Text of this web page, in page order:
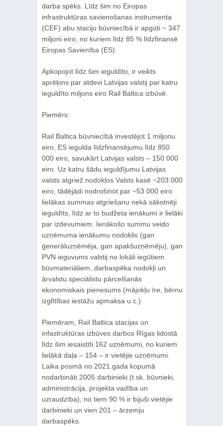
darba spēks. Līdz šim no Eiropas
infrastruktūras savienošanas instrumenta
(CEF) abu staciju būvniecībā ir apgūti ~ 347
miljoni eiro, no kuriem līdz 85 % līdzfinansē
Eiropas Savienība (ES).
Apkopojot līdz šim ieguldīto, ir veikts
aprēķins par atdevi Latvijas valstij par katru
ieguldīto miljons eiro Rail Baltica izbūvē.
Piemērs:
Rail Baltica būvniecībā investējot 1 miljonu
eiro, ES iegulda līdzfinansējumu līdz 850
000 eiro, savukārt Latvijas valsts – 150 000
eiro. Uz katru šādu ieguldījumu Latvijas
valsts atgriež nodokļos Valsts kasē ~203 000
eiro, tādējādi nodrošinot par ~53 000 eiro
lielākas summas atgriešanu nekā sākotnēji
ieguldīts, līdz ar to budžeta ienākumi ir lielāki
par izdevumiem. Ienākošo summu veido
uzņēmuma ienākumu nodoklis (gan
ģenerāluzņēmēja, gan apakšuzņēmēju), gan
PVN ieguvums valstij no lokāli iegūtiem
būvmateriāliem, darbaspēka nodokļi un
ārvalstu speciālistu pārcelšanās
ekonomiskais pienesums (mājokļu īre, bērnu
izglītības iestāžu apmaksa u.c.)
Piemēram, Rail Baltica stacijas un
infastruktūras izbūves darbos Rīgas lidostā
līdz šim iesaistīti 162 uzņēmumi, no kuriem
lielākā daļa – 154 – ir vietējie uzņēmumi.
Laika posmā no 2021.gada kopumā
nodarbināti 2005 darbinieki (t.sk. būvnieki,
administrācija, projekta vadība un
uzraudzība), no tiem 90 % ir bijuši vietējie
darbinieki un vien 201 – ārzemju
darbaspēks.